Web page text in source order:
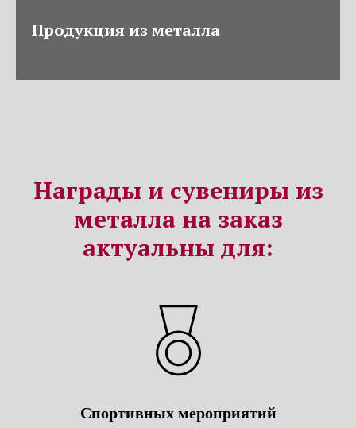
Продукция из металла
Награды и сувениры из
металла на заказ
актуальны для:
Спортивных мероприятий